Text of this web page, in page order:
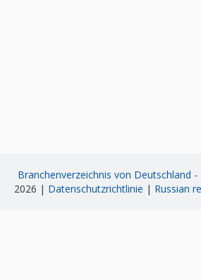
Branchenverzeichnis von Deutschland -
2026 | Datenschutzrichtlinie | Russian